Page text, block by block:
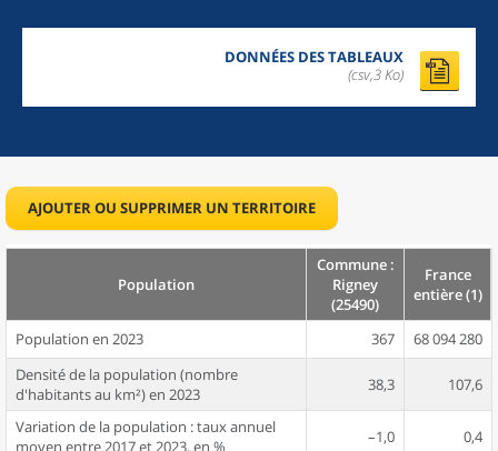
DONNÉES DES TABLEAUX
(csv,3 Ko)
AJOUTER OU SUPPRIMER UN TERRITOIRE
Population
Commune :
Rigney
(25490)
France
entière (1)
Population en 2023 367
68 094 280
Densité de la population (nombre
d'habitants au km²) en 2023
38,3 107,6
Variation de la population : taux annuel
moyen entre 2017 et 2023, en %
–1,0 0,4